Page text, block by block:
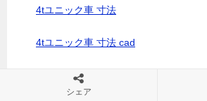
4tユニック車 寸法
4tユニック車 寸法 cad
4tユニック車 寸法cad図
シェア